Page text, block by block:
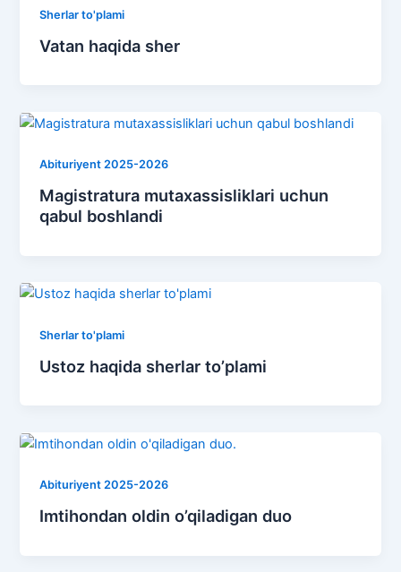
Sherlar to'plami
Vatan haqida sher
Abituriyent 2025-2026
Magistratura mutaxassisliklari uchun
qabul boshlandi
Sherlar to'plami
Ustoz haqida sherlar to’plami
Abituriyent 2025-2026
Imtihondan oldin o’qiladigan duo